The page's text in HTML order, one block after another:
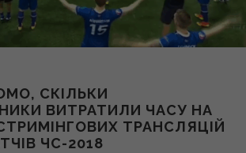
СКІЛЬКИ
ВИТРАТИЛИ ЧАСУ НА
ТРАНСЛЯЦІЙ
ЧС-2018